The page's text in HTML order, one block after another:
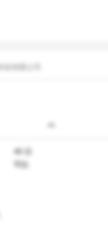
45 日
可以